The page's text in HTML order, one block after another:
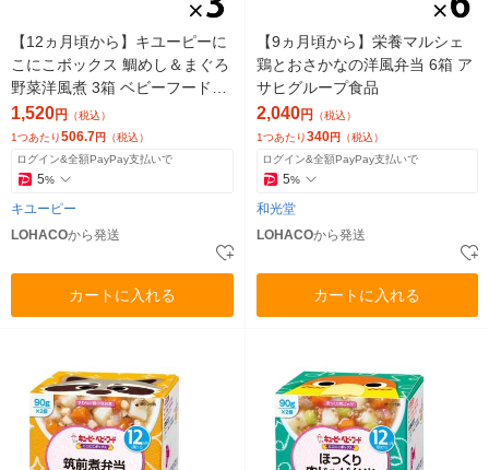
【12ヵ月頃から】キユーピーに
こにこボックス 鯛めし＆まぐろ
野菜洋風煮 3箱 ベビーフード
離乳食
1,520円 （税込）
1つあたり506.7円 （税込）
ログイン&全額PayPay支払いで
5%
キユーピー
LOHACOから発送
カートに入れる
【9ヵ月頃から】栄養マルシェ
鶏とおさかなの洋風弁当 6箱 ア
サヒグループ食品
2,040円 （税込）
1つあたり340円 （税込）
ログイン&全額PayPay支払いで
5%
和光堂
LOHACOから発送
カートに入れる